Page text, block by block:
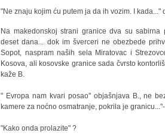
"Ne znaju kojim ću putem ja da ih vozim. I kada..."
Na makedonskoj strani granice dva su
deset dana... dok im šverceri ne obezbede
Sopot, naspram naših sela Miratovac i
Kosova, ali kosovske granice sada čvrsto
kaže B.
" Evropa nam kvari posao" objašnjava B., ne
kamere za noćno osmatranje, pokrila je
"Kako onda prolazite" ?